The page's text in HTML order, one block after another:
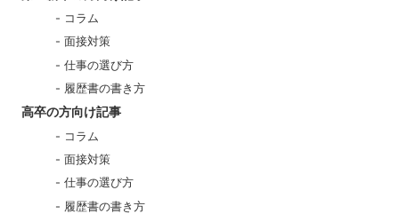
コラム
面接対策
仕事の選び方
履歴書の書き方
高卒の方向け記事
コラム
面接対策
仕事の選び方
履歴書の書き方